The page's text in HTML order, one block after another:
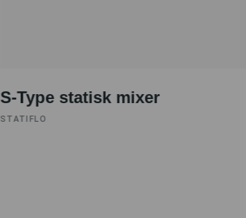
S-Type statisk mixer
STATIFLO